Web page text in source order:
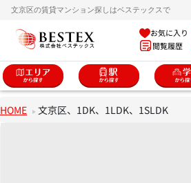
文京区の賃貸マンション探しはベステックスで
お気に入り
閲覧履歴
HOME 文京区、1DK、1LDK、1SLDK